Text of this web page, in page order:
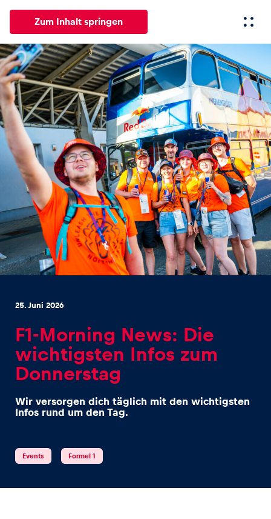
Zum Inhalt springen
Alle News Events Erlebnisse Seiten
News
Alle anzeigen
Events
Alle anzeigen
Erlebnisse
Seiten
25. Juni 2026
F1-Morning News: Die
wichtigsten Infos zum
Donnerstag
Wir versorgen dich täglich mit den wichtigsten
Infos rund um den Tag.
Events Formel 1